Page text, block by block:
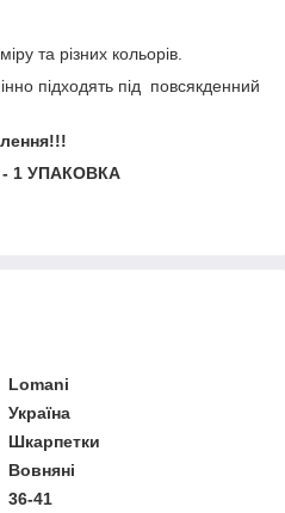
та різних кольорів.
підходять під повсякденний
- 1 УПАКОВКА
Lomani
Україна
Шкарпетки
Вовняні
36-41